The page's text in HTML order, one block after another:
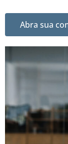
Abra sua